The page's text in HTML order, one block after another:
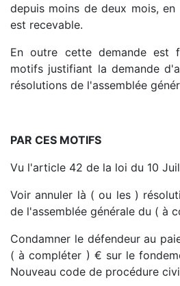
depuis moins de deux mois,
est recevable.
En outre cette demande est
motifs justifiant la demande
résolutions de l'assemblée
PAR CES MOTIFS
Vu l'article 42 de la loi du 10
Voir annuler là ( ou les )
de l'assemblée générale du ( à
Condamner le défendeur au
( à compléter ) € sur le
Nouveau code de procédure